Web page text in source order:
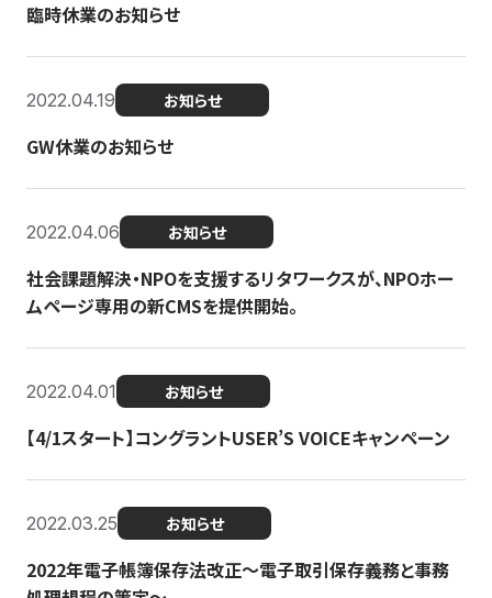
臨時休業のお知らせ
2022.04.19 お知らせ
GW休業のお知らせ
2022.04.06 お知らせ
社会課題解決・NPOを支援するリタワークスが、NPOホー
ムページ専用の新CMSを提供開始。
2022.04.01 お知らせ
【4/1スタート】コングラントUSER’S VOICEキャンペーン
2022.03.25 お知らせ
2022年電子帳簿保存法改正～電子取引保存義務と事務